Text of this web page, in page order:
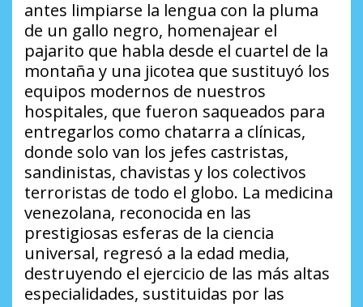
antes limpiarse la lengua con la pluma
de un gallo negro, homenajear el
pajarito que habla desde el cuartel de la
montaña y una jicotea que sustituyó los
equipos modernos de nuestros
hospitales, que fueron saqueados para
entregarlos como chatarra a clínicas,
donde solo van los jefes castristas,
sandinistas, chavistas y los colectivos
terroristas de todo el globo. La medicina
venezolana, reconocida en las
prestigiosas esferas de la ciencia
universal, regresó a la edad media,
destruyendo el ejercicio de las más altas
especialidades, sustituidas por las